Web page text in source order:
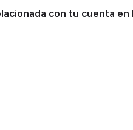
con tu cuenta